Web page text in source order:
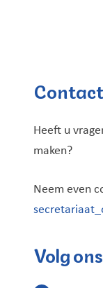
Contact
Heeft u
maken?
Neem even
Volg ons